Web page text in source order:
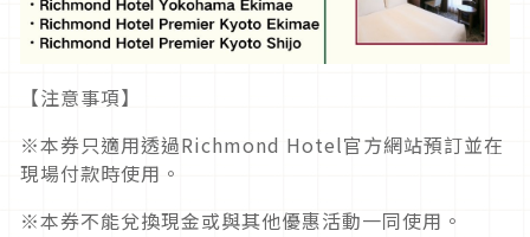
【注意事項】
※本券只適用透過Richmond Hotel官方網站預訂並在
現場付款時使用。
※本券不能兌換現金或與其他優惠活動一同使用。